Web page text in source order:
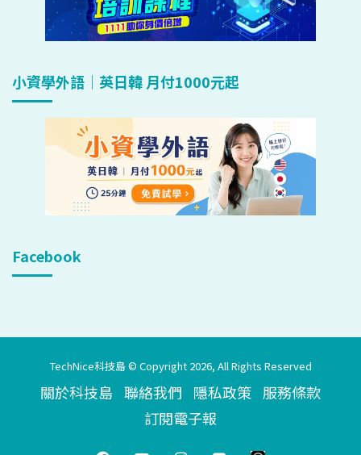
小資學外語｜英日韓 月付1000元起
Facebook
TechNice科技島 © Copyright 2026, All Rights Reserved
關於科技島 聯絡我們 隱私政策 服務條款
訂閱電子報